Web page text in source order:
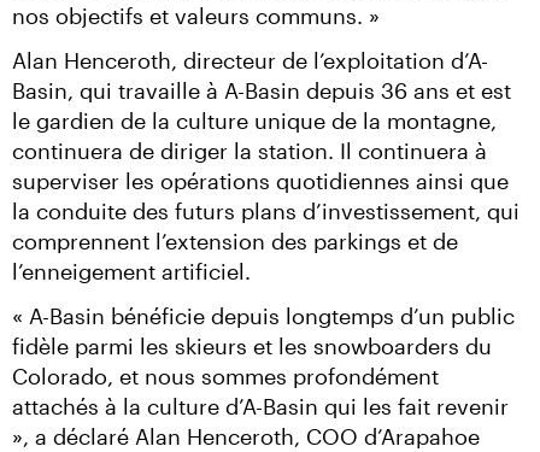
nos objectifs et valeurs communs. »
Alan Henceroth, directeur de l’exploitation d’A-
Basin, qui travaille à A-Basin depuis 36 ans et est
le gardien de la culture unique de la montagne,
continuera de diriger la station. Il continuera à
superviser les opérations quotidiennes ainsi que
la conduite des futurs plans d’investissement, qui
comprennent l’extension des parkings et de
l’enneigement artificiel.
« A-Basin bénéficie depuis longtemps d’un public
fidèle parmi les skieurs et les snowboarders du
Colorado, et nous sommes profondément
attachés à la culture d’A-Basin qui les fait revenir
», a déclaré Alan Henceroth, COO d’Arapahoe